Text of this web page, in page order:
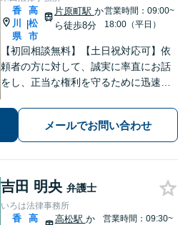
香
川
県
|
高
松
市
片原町駅 か
ら徒歩8分
営業時間：09:00~
18:00（平日）
【初回相談無料】【土日祝対応可】依
頼者の方に対して、誠実に率直にお話
をし、正当な権利を守るために迅速に
テラン弁護士のノウハウと、若手弁護
士のフットワークで、依頼者の方の多
様なニーズに応えます。
メールでお問い合わせ
吉田 明央 弁護士
いろは法律事務所
香
高
高松駅 か
営業時間：09:30~